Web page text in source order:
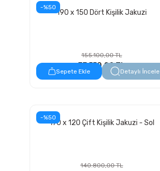
-%50
190 x 150 Dört Kişilik Jakuzi
155.100,00 TL
77.550,00 TL
Sepete Ekle Detaylı İncele
-%50
170 x 120 Çift Kişilik Jakuzi - Sol
140.800,00 TL